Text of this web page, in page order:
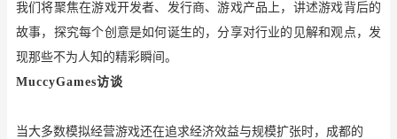
我们将聚焦在游戏开发者、发行商、游戏产品上，讲述游戏背后的
故事，探究每个创意是如何诞生的，分享对行业的见解和观点，发
现那些不为人知的精彩瞬间。
MuccyGames访谈
当大多数模拟经营游戏还在追求经济效益与规模扩张时，成都的